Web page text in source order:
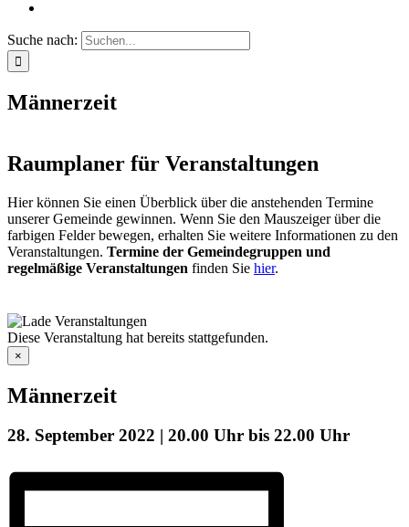
Suche nach:
Männerzeit
Raumplaner für Veranstaltungen
Hier können Sie einen Überblick über die anstehenden Termine
unserer Gemeinde gewinnen. Wenn Sie den Mauszeiger über die
farbigen Felder bewegen, erhalten Sie weitere Informationen zu den
Veranstaltungen. Termine der Gemeindegruppen und
regelmäßige Veranstaltungen finden Sie hier.
Diese Veranstaltung hat bereits stattgefunden.
×
Männerzeit
28. September 2022 | 20.00 Uhr bis 22.00 Uhr